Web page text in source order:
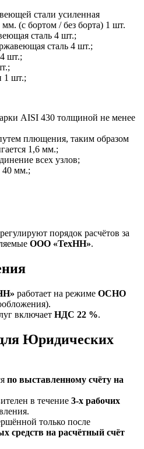
стали усиленная
(с бортом / без борта) 1 шт.
сталь 4 шт.;
сталь 4 шт.;
шт.;
1 шт.;
AISI 430 толщиной не менее
плющения, таким образом
1,6 мм.;
всех узлов;
мм.;
порядок расчётов за
ООО «ТехНН».
работает на режиме ОСНО
включает НДС 22 %.
Юридических
по выставленному счёту на
в течение 3‑х рабочих
только после
средств на расчётный счёт